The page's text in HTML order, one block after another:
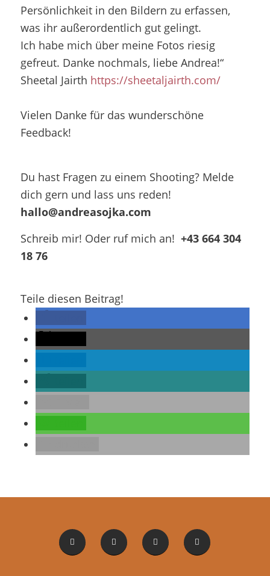
Persönlichkeit in den Bildern zu erfassen,
was ihr außerordentlich gut gelingt.
Ich habe mich über meine Fotos riesig
gefreut. Danke nochmals, liebe Andrea!“
Sheetal Jairth https://sheetaljairth.com/
Vielen Danke für das wunderschöne
Feedback!
Du hast Fragen zu einem Shooting? Melde
dich gern und lass uns reden!
hallo@andreasojka.com
Schreib mir! Oder ruf mich an! +43 664 304
18 76
Teile diesen Beitrag!